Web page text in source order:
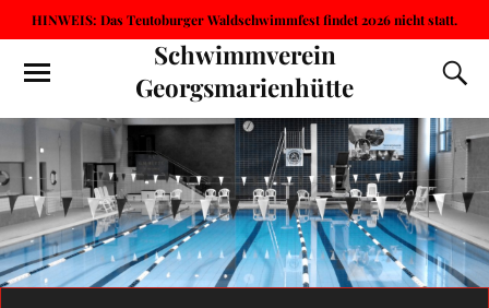
HINWEIS: Das Teutoburger Waldschwimmfest findet 2026 nicht statt.
Schwimmverein
Georgsmarienhütte